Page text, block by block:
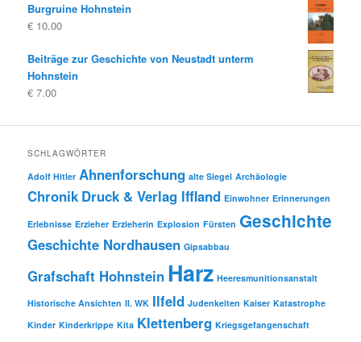
Burgruine Hohnstein
€ 10.00
Beiträge zur Geschichte von Neustadt unterm
Hohnstein
€ 7.00
SCHLAGWÖRTER
Adolf Hitler Ahnenforschung alte Siegel Archäologie
Chronik Druck & Verlag Iffland Einwohner Erinnerungen
Erlebnisse Erzieher Erzieherin Explosion Fürsten Geschichte
Geschichte Nordhausen Gipsabbau
Grafschaft Hohnstein Harz Heeresmunitionsanstalt
Historische Ansichten II. WK Ilfeld Judenkeiten Kaiser Katastrophe
Kinder Kinderkrippe Kita Klettenberg Kriegsgefangenschaft